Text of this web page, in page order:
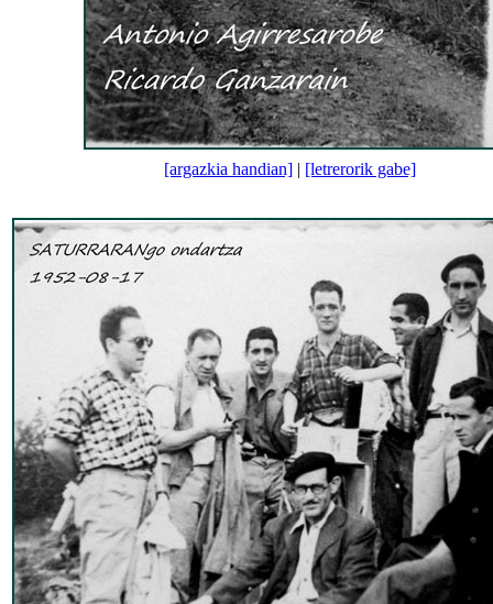
[argazkia handian]| [letrerorik gabe]